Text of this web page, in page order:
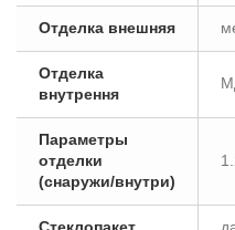
Отделка внешняя
Отделка
внутрення
Параметры
отделки
(снаружи/внутри)